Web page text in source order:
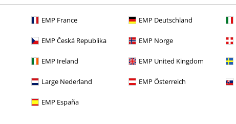
EMP France EMP Deutschland
EMP Česká Republika EMP Norge
EMP Ireland EMP United Kingdom
Large Nederland EMP Österreich
EMP España